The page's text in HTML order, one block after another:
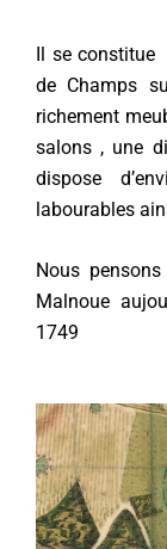
Il se constitue
de Champs
richement
salons , une
dispose
labourables
Nous
Malnoue
1749